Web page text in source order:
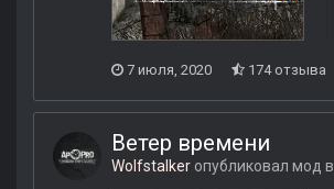
7 июля, 2020 174 отзыва
Ветер времени
Wolfstalker опубликовал мод в